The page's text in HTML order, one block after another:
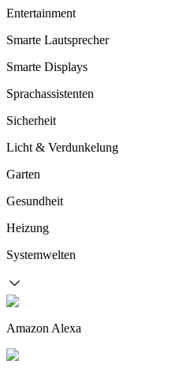
Entertainment
Smarte Lautsprecher
Smarte Displays
Sprachassistenten
Sicherheit
Licht & Verdunkelung
Garten
Gesundheit
Heizung
Systemwelten
Amazon Alexa